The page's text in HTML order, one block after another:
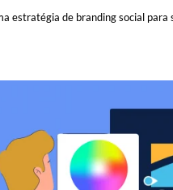
estratégia de branding social para